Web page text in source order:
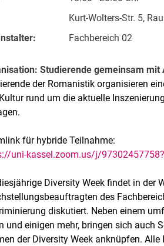
Kurt-Wolters-Str. 5,
Fachbereich 02
Studierende gemeinsam mit
der Romanistik organisieren
rund um die aktuelle
für hybride Teilnahme:
uni-kassel.zoom.us/j/
Diversity Week findet in der
des
diskutiert. Neben einem
und einigen mehr, bringen sich auch
der Diversity Week anknüpfen.